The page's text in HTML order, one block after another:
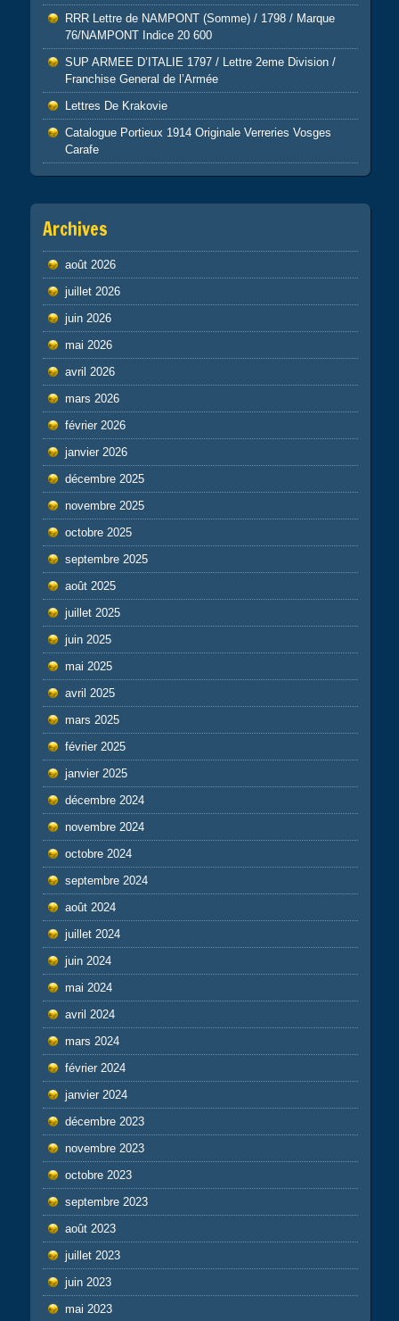
RRR Lettre de NAMPONT (Somme) / 1798 / Marque
76/NAMPONT Indice 20 600
SUP ARMEE D’ITALIE 1797 / Lettre 2eme Division /
Franchise General de l’Armée
Lettres De Krakovie
Catalogue Portieux 1914 Originale Verreries Vosges
Carafe
Archives
août 2026
juillet 2026
juin 2026
mai 2026
avril 2026
mars 2026
février 2026
janvier 2026
décembre 2025
novembre 2025
octobre 2025
septembre 2025
août 2025
juillet 2025
juin 2025
mai 2025
avril 2025
mars 2025
février 2025
janvier 2025
décembre 2024
novembre 2024
octobre 2024
septembre 2024
août 2024
juillet 2024
juin 2024
mai 2024
avril 2024
mars 2024
février 2024
janvier 2024
décembre 2023
novembre 2023
octobre 2023
septembre 2023
août 2023
juillet 2023
juin 2023
mai 2023